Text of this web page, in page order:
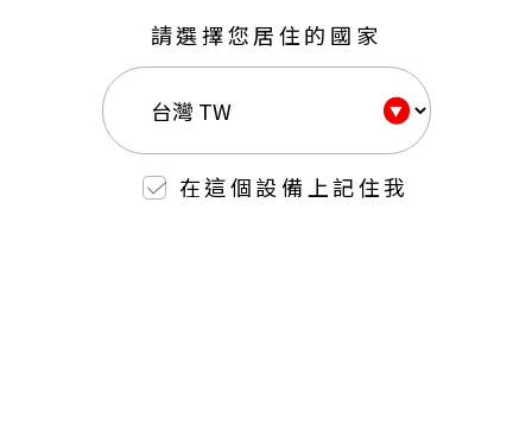
請選擇您居住的國家
在這個設備上記住我